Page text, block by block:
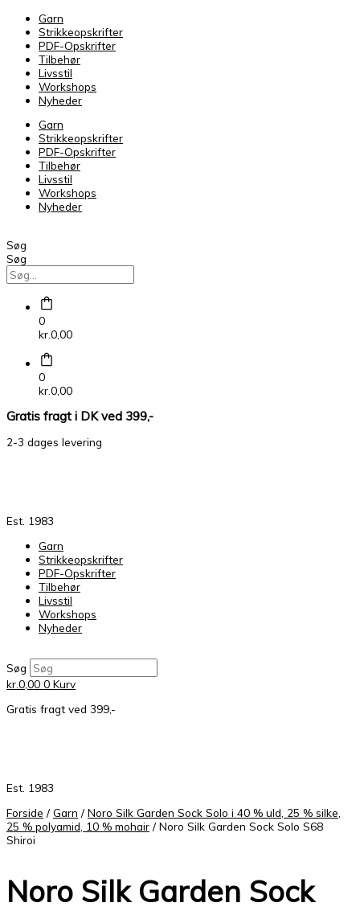
Garn
Strikkeopskrifter
PDF-Opskrifter
Tilbehør
Livsstil
Workshops
Nyheder
Garn
Strikkeopskrifter
PDF-Opskrifter
Tilbehør
Livsstil
Workshops
Nyheder
Søg
Søg
0
kr.0,00
0
kr.0,00
Gratis fragt i DK ved 399,-
2-3 dages levering
Est. 1983
Garn
Strikkeopskrifter
PDF-Opskrifter
Tilbehør
Livsstil
Workshops
Nyheder
Søg
kr.0,00 0 Kurv
Gratis fragt ved 399,-
Est. 1983
Forside / Garn / Noro Silk Garden Sock Solo i 40 % uld, 25 % silke,
25 % polyamid, 10 % mohair / Noro Silk Garden Sock Solo S68
Shiroi
Noro Silk Garden Sock